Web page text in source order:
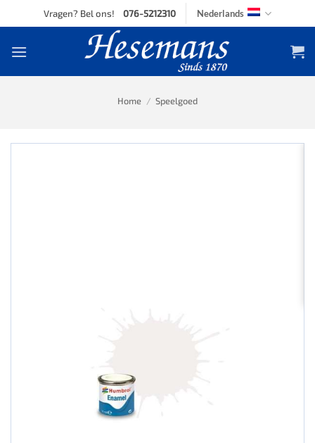
to
Vragen? Bel ons! 076-5212310 Nederlands
Home / Speelgoed